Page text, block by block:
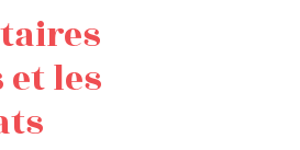
de l’article L. 223-2
vous pouvez vous
au démarchage
»
les